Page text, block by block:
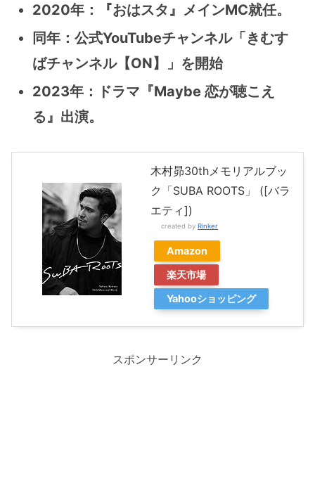
2020年：『おはスタ』メインMC就任。
同年：公式YouTubeチャンネル「きむす
ばチャンネル【ON】」を開始
2023年：ドラマ『Maybe 恋が聴こえ
る』出演。
木村昴30thメモリアルブッ
ク「SUBA ROOTS」 ([バラ
エティ])
created by Rinker
Amazon
楽天市場
Yahooショッピング
スポンサーリンク